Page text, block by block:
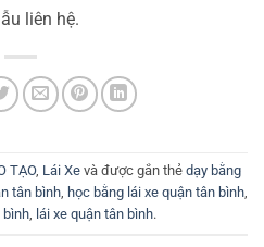
liên hệ.
TẠO, Lái Xe và được gắn thẻ dạy bằng
tân bình, học bằng lái xe quận tân bình,
bình, lái xe quận tân bình.